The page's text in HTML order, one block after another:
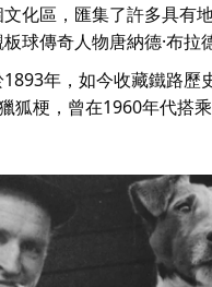
化區，匯集了許多具有
球傳奇人物唐納德·布拉
年，如今收藏鐵路
梗，曾在1960年代搭